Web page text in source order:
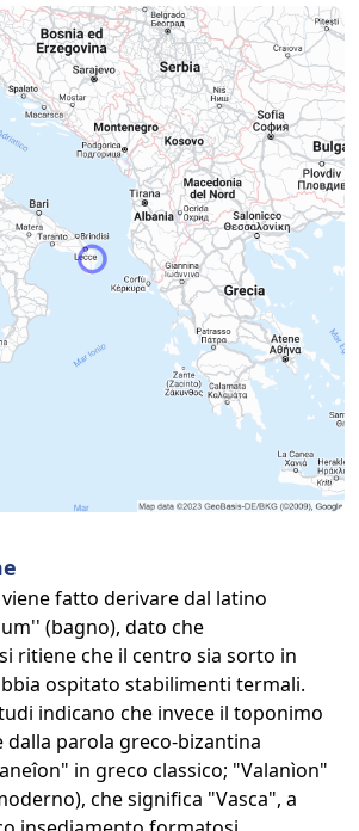
fatto derivare dal latino
(bagno), dato che
ritiene che il centro sia sorto in
ospitato stabilimenti termali.
indicano che invece il toponimo
parola greco-bizantina
in greco classico; "Valanìon"
che significa "Vasca", a